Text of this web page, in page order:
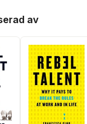
av